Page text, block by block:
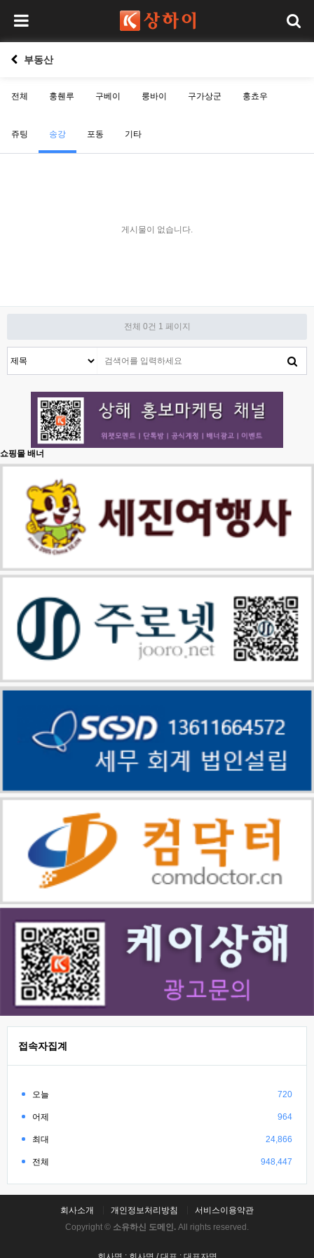
부동산
전체 훙췐루 구베이 룽바이 구가상군 훙쵸우
쥬팅 송강 포동 기타
게시물이 없습니다.
전체 0건 1 페이지
쇼핑몰 배너
접속자집계
오늘 720
어제 964
최대 24,866
전체 948,447
회사소개 개인정보처리방침
서비스이용약관
Copyright © 소유하신 도메인. All rights reserved.